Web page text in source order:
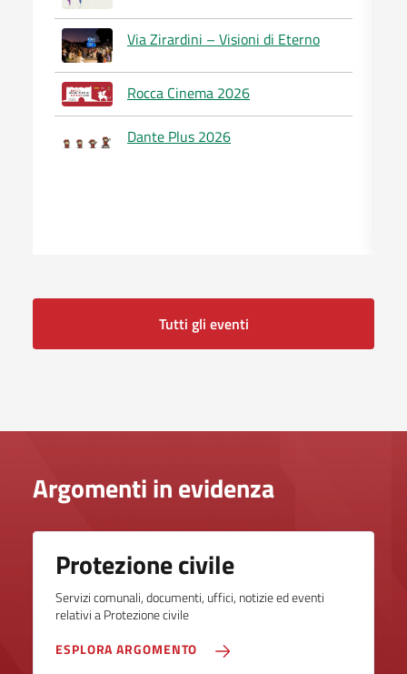
Via Zirardini – Visioni di Eterno
Rocca Cinema 2026
Dante Plus 2026
Tutti gli eventi
Argomenti in evidenza
Protezione civile
Servizi comunali, documenti, uffici, notizie ed eventi
relativi a Protezione civile
ESPLORA ARGOMENTO